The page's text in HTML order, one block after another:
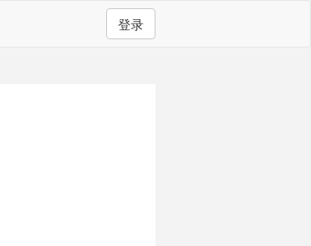
登录